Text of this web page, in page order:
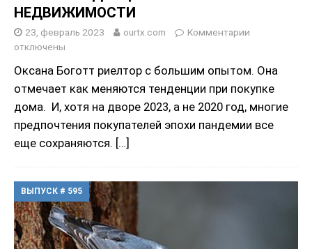
НЕДВИЖИМОСТИ
23, февраль 2023 ourtx.com
Комментарии
отключены
Оксана Боготт риелтор с большим опытом. Она
отмечает как меняются тенденции при покупке
дома. И, хотя на дворе 2023, а не 2020 год, многие
предпочтения покупателей эпохи пандемии все
еще сохраняются. […]
ВЫПУСК # 595